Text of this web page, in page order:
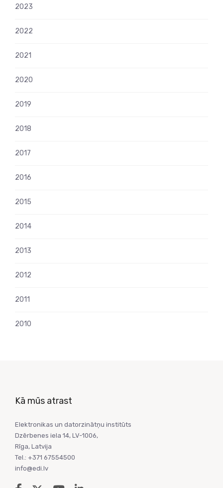
2023
2022
2021
2020
2019
2018
2017
2016
2015
2014
2013
2012
2011
2010
Kā mūs atrast
Elektronikas un datorzinātņu institūts
Dzērbenes iela 14, LV-1006,
Rīga, Latvija
Tel.: +371 67554500
info@edi.lv